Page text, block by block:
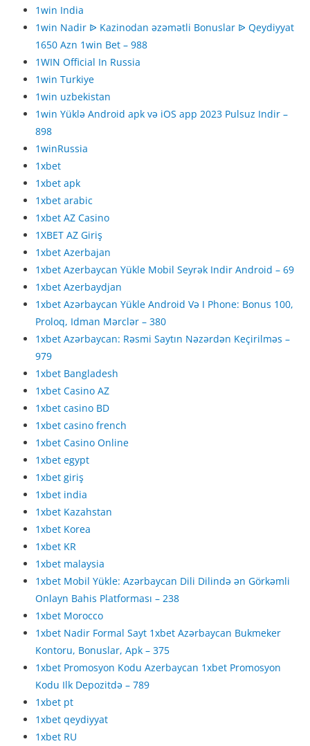
1win India
1win Nadir ᐉ Kazinodan əzəmətli Bonuslar ᐉ Qeydiyyat
1650 Azn 1win Bet – 988
1WIN Official In Russia
1win Turkiye
1win uzbekistan
1win Yüklə Android apk və iOS app 2023 Pulsuz Indir –
898
1winRussia
1xbet
1xbet apk
1xbet arabic
1xbet AZ Casino
1XBET AZ Giriş
1xbet Azerbajan
1xbet Azerbaycan Yükle Mobil Seyrək Indir Android – 69
1xbet Azerbaydjan
1xbet Azərbaycan Yükle Android Və I Phone: Bonus 100,
Proloq, Idman Mərclər – 380
1xbet Azərbaycan: Rəsmi Saytın Nəzərdən Keçirilməs –
979
1xbet Bangladesh
1xbet Casino AZ
1xbet casino BD
1xbet casino french
1xbet Casino Online
1xbet egypt
1xbet giriş
1xbet india
1xbet Kazahstan
1xbet Korea
1xbet KR
1xbet malaysia
1xbet Mobil Yükle: Azərbaycan Dili Dilində ən Görkəmli
Onlayn Bahis Platforması – 238
1xbet Morocco
1xbet Nadir Formal Sayt 1xbet Azərbaycan Bukmeker
Kontoru, Bonuslar, Apk – 375
1xbet Promosyon Kodu Azerbaycan 1xbet Promosyon
Kodu Ilk Depozitdə – 789
1xbet pt
1xbet qeydiyyat
1xbet RU